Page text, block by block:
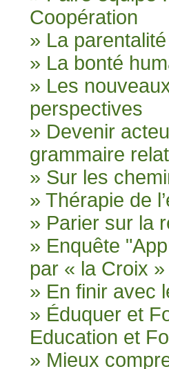
Coopération
» La
» La bonté
» Les
perspectives
» Devenir
grammaire
» Sur les
» Thérapie de
» Parier sur la
» Enquête
par « la Croix »
» En finir avec
» Éduquer et
Education et
» Mieux